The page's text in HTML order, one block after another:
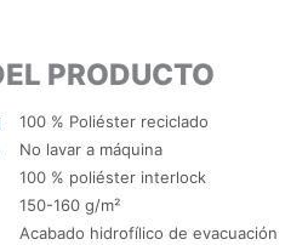
PRODUCTO
100 % Poliéster reciclado
No lavar a máquina
100 % poliéster interlock
150-160 g/m²
Acabado hidrofílico de evacuación